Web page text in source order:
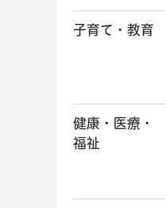
子育て・教育
健康・医療・
福祉